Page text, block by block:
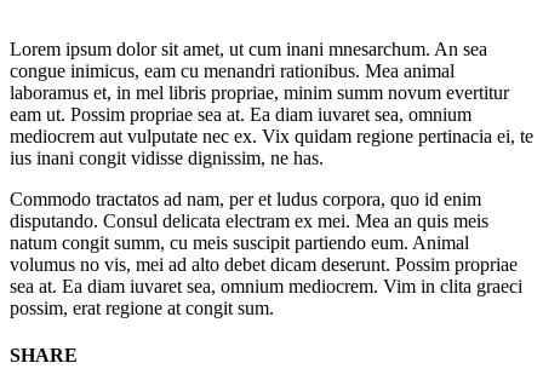
Lorem ipsum dolor sit amet, ut cum inani mnesarchum. An sea
congue inimicus, eam cu menandri rationibus. Mea animal
laboramus et, in mel libris propriae, minim summ novum evertitur
eam ut. Possim propriae sea at. Ea diam iuvaret sea, omnium
mediocrem aut vulputate nec ex. Vix quidam regione pertinacia ei, te
ius inani congit vidisse dignissim, ne has.
Commodo tractatos ad nam, per et ludus corpora, quo id enim
disputando. Consul delicata electram ex mei. Mea an quis meis
natum congit summ, cu meis suscipit partiendo eum. Animal
volumus no vis, mei ad alto debet dicam deserunt. Possim propriae
sea at. Ea diam iuvaret sea, omnium mediocrem. Vim in clita graeci
possim, erat regione at congit sum.
SHARE